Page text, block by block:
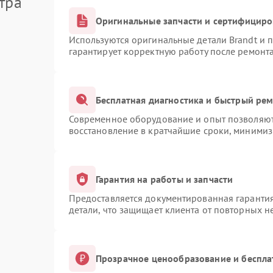
Оригинальные запчасти и
Используются оригинальные детали Brandt
гарантирует корректную работу после
Бесплатная диагностика и быстрый
Современное оборудование и опыт
восстановление в кратчайшие сроки,
Гарантия на работы и запчасти
Предоставляется документированная
детали, что защищает клиента от повторных
Прозрачное ценообразование и